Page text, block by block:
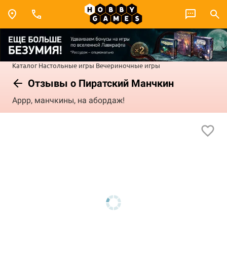
Каталог Настольные игры Вечериночные игры
Отзывы о Пиратский Манчкин
Аррр, манчкины, на абордаж!